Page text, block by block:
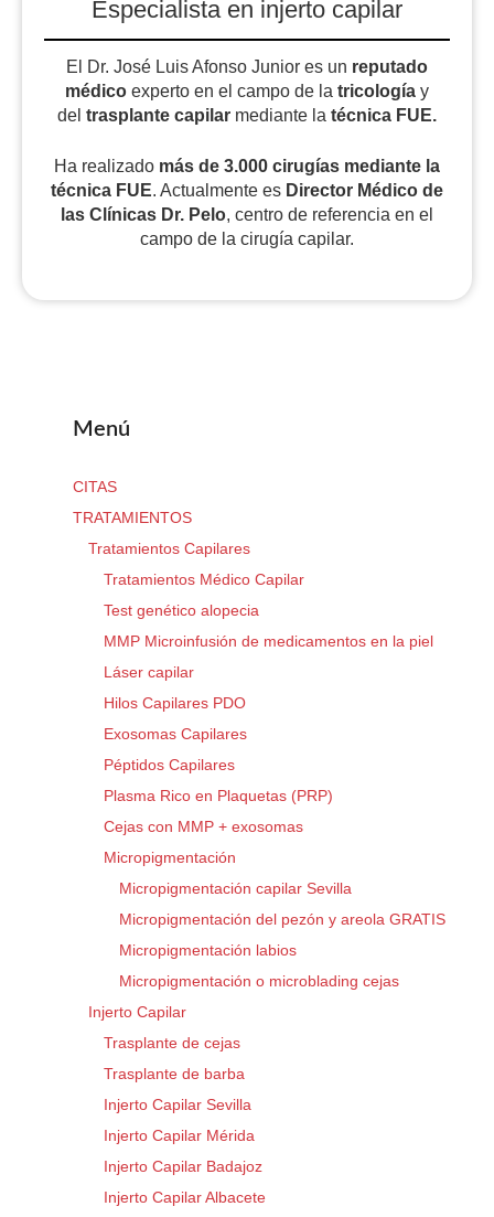
Especialista en injerto capilar
El Dr. José Luis Afonso Junior es un reputado
médico experto en el campo de la tricología y
del trasplante capilar mediante la técnica FUE.
Ha realizado más de 3.000 cirugías mediante la
técnica FUE. Actualmente es Director Médico de
las Clínicas Dr. Pelo, centro de referencia en el
campo de la cirugía capilar.
Menú
CITAS
TRATAMIENTOS
Tratamientos Capilares
Tratamientos Médico Capilar
Test genético alopecia
MMP Microinfusión de medicamentos en la piel
Láser capilar
Hilos Capilares PDO
Exosomas Capilares
Péptidos Capilares
Plasma Rico en Plaquetas (PRP)
Cejas con MMP + exosomas
Micropigmentación
Micropigmentación capilar Sevilla
Micropigmentación del pezón y areola GRATIS
Micropigmentación labios
Micropigmentación o microblading cejas
Injerto Capilar
Trasplante de cejas
Trasplante de barba
Injerto Capilar Sevilla
Injerto Capilar Mérida
Injerto Capilar Badajoz
Injerto Capilar Albacete